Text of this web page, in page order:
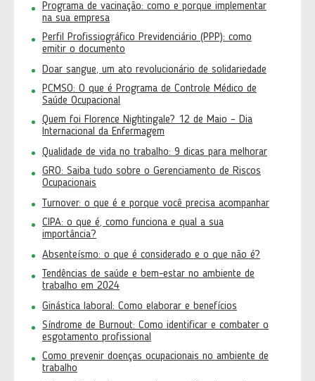
Programa de vacinação: como e porque implementar
na sua empresa
Perfil Profissiográfico Previdenciário (PPP): como
emitir o documento
Doar sangue, um ato revolucionário de solidariedade
PCMSO: O que é Programa de Controle Médico de
Saúde Ocupacional
Quem foi Florence Nightingale? 12 de Maio – Dia
Internacional da Enfermagem
Qualidade de vida no trabalho: 9 dicas para melhorar
GRO: Saiba tudo sobre o Gerenciamento de Riscos
Ocupacionais
Turnover: o que é e porque você precisa acompanhar
CIPA: o que é, como funciona e qual a sua
importância?
Absenteísmo: o que é considerado e o que não é?
Tendências de saúde e bem-estar no ambiente de
trabalho em 2024
Ginástica laboral: Como elaborar e benefícios
Síndrome de Burnout: Como identificar e combater o
esgotamento profissional
Como prevenir doenças ocupacionais no ambiente de
trabalho